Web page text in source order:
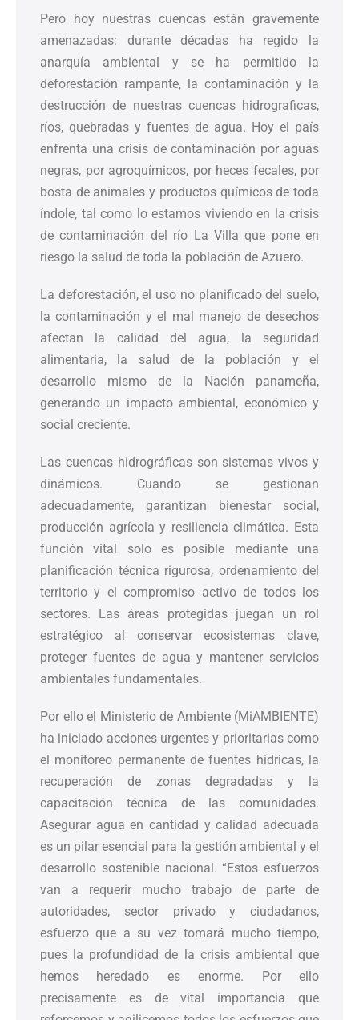
Pero hoy nuestras cuencas están gravemente
amenazadas: durante décadas ha regido la
anarquía ambiental y se ha permitido la
deforestación rampante, la contaminación y la
destrucción de nuestras cuencas hidrograficas,
ríos, quebradas y fuentes de agua. Hoy el país
enfrenta una crisis de contaminación por aguas
negras, por agroquímicos, por heces fecales, por
bosta de animales y productos químicos de toda
índole, tal como lo estamos viviendo en la crisis
de contaminación del río La Villa que pone en
riesgo la salud de toda la población de Azuero.
La deforestación, el uso no planificado del suelo,
la contaminación y el mal manejo de desechos
afectan la calidad del agua, la seguridad
alimentaria, la salud de la población y el
desarrollo mismo de la Nación panameña,
generando un impacto ambiental, económico y
social creciente.
Las cuencas hidrográficas son sistemas vivos y
dinámicos. Cuando se gestionan
adecuadamente, garantizan bienestar social,
producción agrícola y resiliencia climática. Esta
función vital solo es posible mediante una
planificación técnica rigurosa, ordenamiento del
territorio y el compromiso activo de todos los
sectores. Las áreas protegidas juegan un rol
estratégico al conservar ecosistemas clave,
proteger fuentes de agua y mantener servicios
ambientales fundamentales.
Por ello el Ministerio de Ambiente (MiAMBIENTE)
ha iniciado acciones urgentes y prioritarias como
el monitoreo permanente de fuentes hídricas, la
recuperación de zonas degradadas y la
capacitación técnica de las comunidades.
Asegurar agua en cantidad y calidad adecuada
es un pilar esencial para la gestión ambiental y el
desarrollo sostenible nacional. “Estos esfuerzos
van a requerir mucho trabajo de parte de
autoridades, sector privado y ciudadanos,
esfuerzo que a su vez tomará mucho tiempo,
pues la profundidad de la crisis ambiental que
hemos heredado es enorme. Por ello
precisamente es de vital importancia que